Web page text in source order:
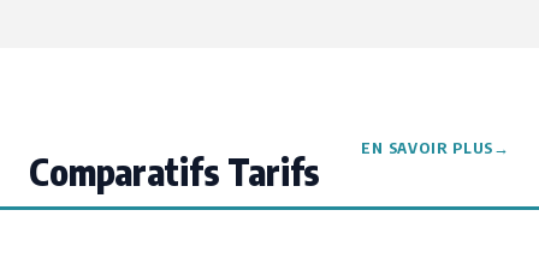
Comparatifs Tarifs
EN SAVOIR PLUS